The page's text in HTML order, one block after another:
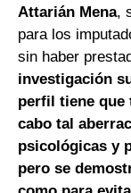
Attarián Mena,
para los
sin haber
investigación
perfil tiene que
cabo tal
psicológicas y
pero se